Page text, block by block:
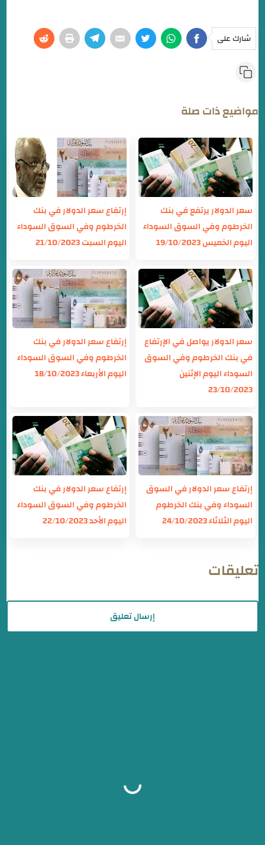
شارك على
مواضيع ذات صلة
سعر الدولار يرتفع في بنك
الخرطوم وفي السوق السوداء
اليوم الخميس 19/10/2023
إرتفاع سعر الدولار في بنك
الخرطوم وفي السوق السوداء
اليوم السبت 21/10/2023
سعر الدولار يواصل في الإرتفاع
في بنك الخرطوم وفي السوق
السوداء اليوم الإثنين
23/10/2023
إرتفاع سعر الدولار في بنك
الخرطوم وفي السوق السوداء
اليوم الأربعاء 18/10/2023
إرتفاع سعر الدولار في السوق
السوداء وفي بنك الخرطوم
اليوم الثلاثاء 24/10/2023
إرتفاع سعر الدولار في بنك
الخرطوم وفي السوق السوداء
اليوم الأحد 22/10/2023
تعليقات
إرسال تعليق